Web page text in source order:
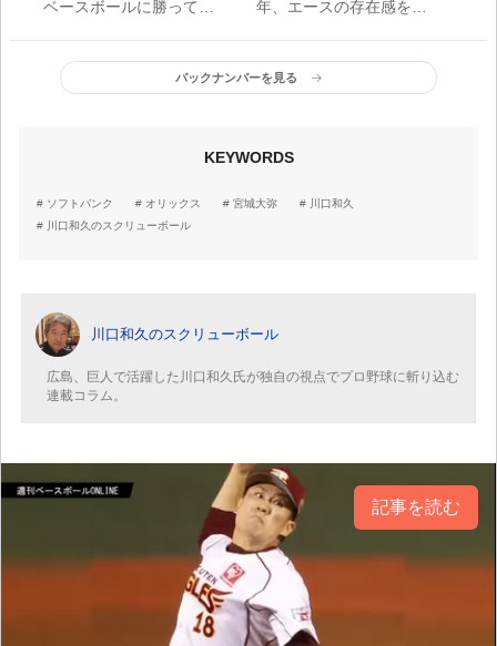
ベースボールに勝ってほ
年、エースの存在感を感
バックナンバーを見る
KEYWORDS
ソフトバンク オリックス 宮城大弥
川口和久
川口和久のスクリューボール
川口和久のスクリューボール
広島、巨人で活躍した川口和久氏が独自の視点でプロ野球に斬り込む
連載コラム。
記事を読む